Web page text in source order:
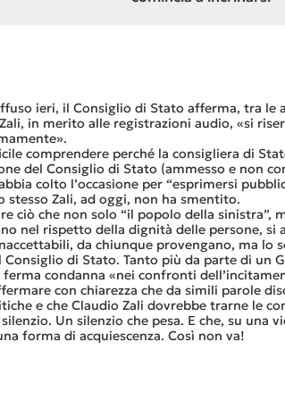
ieri, il Consiglio di Stato afferma, tra le
in merito alle registrazioni audio, «si
comprendere perché la consigliera di
del Consiglio di Stato (ammesso e non
colto l’occasione per “esprimersi
stesso Zali, ad oggi, non ha smentito.
ciò che non solo “il popolo della sinistra”,
nel rispetto della dignità delle persone, si
da chiunque provengano, ma lo
di Stato. Tanto più da parte di un
condanna «nei confronti
con chiarezza che da simili parole
e che Claudio Zali dovrebbe trarne le
Un silenzio che pesa. E che, su una
forma di acquiescenza. Così non va!
IL FUTURO DELLA POLITICA ENERGETICA DEL
CANTONE